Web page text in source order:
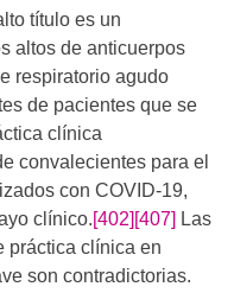
título es un
altos de anticuerpos
respiratorio agudo
de pacientes que se
clínica
convalecientes para el
con COVID-19,
clínico.[402] [407] ​​​​​ Las
práctica clínica en
son contradictorias.